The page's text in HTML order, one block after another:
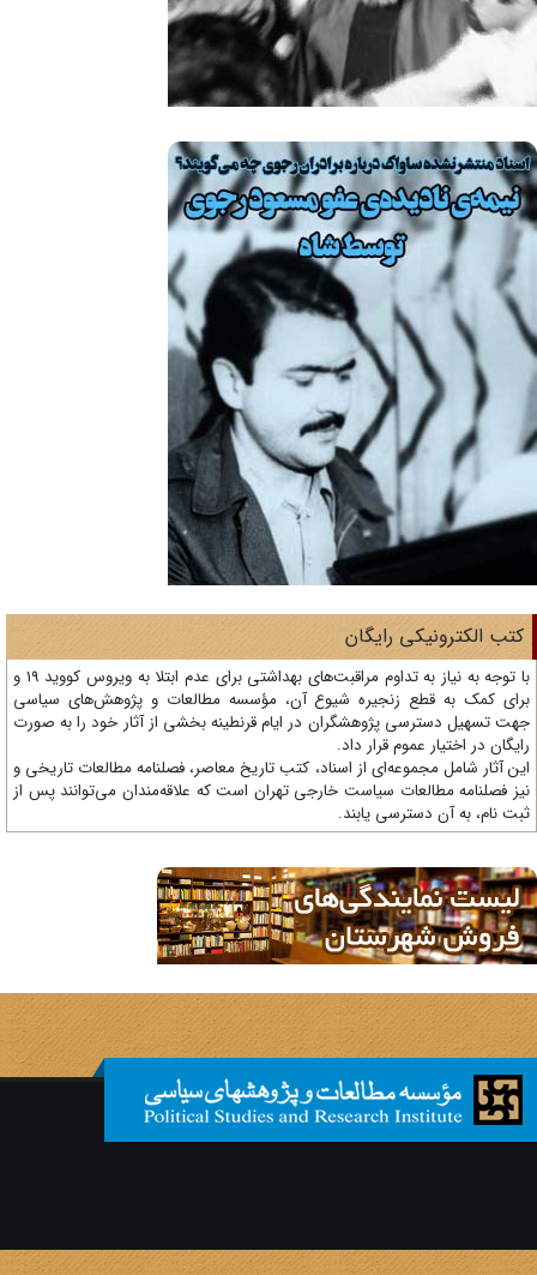
الکترونیکی رایگان
با توجه به نیاز به تداوم مراقبت‌های بهداشتی برای عدم ابتلا به ویروس کووید 19 و
کمک به قطع زنجیره شیوع آن، مؤسسه مطالعات و پژوهش‌های سیاسی
تسهیل دسترسی پژوهشگران در ایام قرنطینه بخشی از آثار خود را به صورت
در اختیار عموم قرار داد.
آثار شامل مجموعه‌ای از اسناد، کتب تاریخ معاصر، فصلنامه‌ مطالعات تاریخی و
فصلنامه مطالعات سیاست خارجی تهران است که علاقه‌مندان می‌توانند پس از
نام، به آن دسترسی یابند.